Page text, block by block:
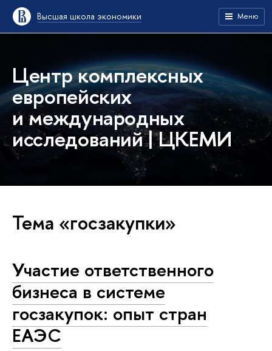
Высшая школа экономики Меню
Центр комплексных
европейских
и международных
исследований | ЦКЕМИ
Тема «госзакупки»
Участие ответственного
бизнеса в системе
госзакупок: опыт стран
ЕАЭС